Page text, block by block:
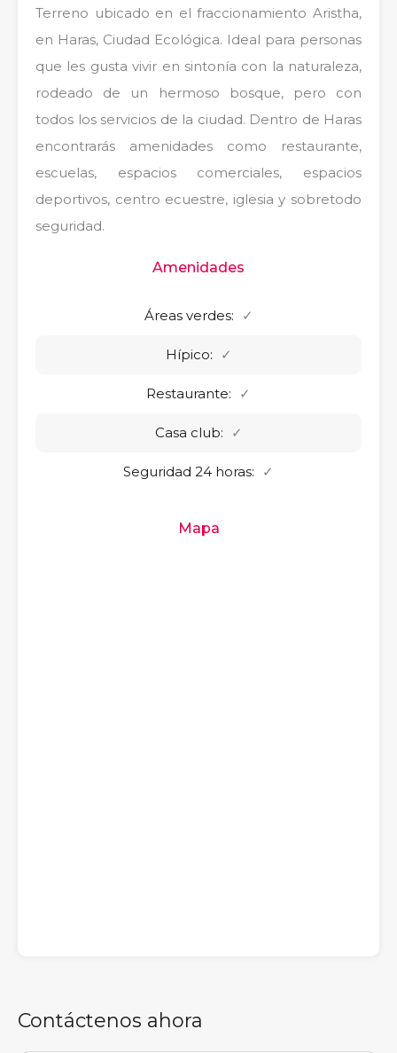
Terreno ubicado en el fraccionamiento Aristha,
en Haras, Ciudad Ecológica. Ideal para personas
que les gusta vivir en sintonía con la naturaleza,
rodeado de un hermoso bosque, pero con
todos los servicios de la ciudad. Dentro de Haras
encontrarás amenidades como restaurante,
escuelas, espacios comerciales, espacios
deportivos, centro ecuestre, iglesia y sobretodo
seguridad.
Amenidades
Áreas verdes: ✓
Hípico: ✓
Restaurante: ✓
Casa club: ✓
Seguridad 24 horas: ✓
Mapa
Contáctenos ahora